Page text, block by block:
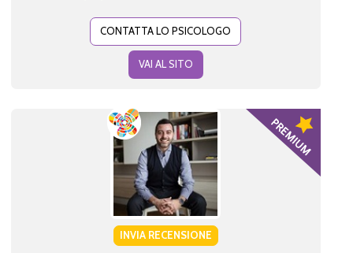
CONTATTA LO PSICOLOGO
VAI AL SITO
INVIA RECENSIONE